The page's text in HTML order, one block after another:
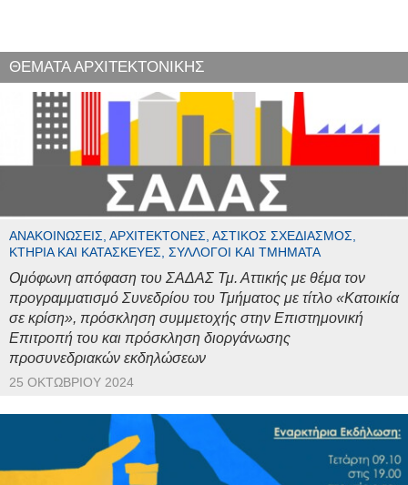
ΘΕΜΑΤΑ ΑΡΧΙΤΕΚΤΟΝΙΚΗΣ
ΑΝΑΚΟΙΝΏΣΕΙΣ, ΑΡΧΙΤΈΚΤΟΝΕΣ, ΑΣΤΙΚΌΣ ΣΧΕΔΙΑΣΜΌΣ,
ΚΤΉΡΙΑ ΚΑΙ ΚΑΤΑΣΚΕΥΈΣ, ΣΎΛΛΟΓΟΙ ΚΑΙ ΤΜΉΜΑΤΑ
Ομόφωνη απόφαση του ΣΑΔΑΣ Τμ. Αττικής με θέμα τον
προγραμματισμό Συνεδρίου του Τμήματος με τίτλο «Κατοικία
σε κρίση», πρόσκληση συμμετοχής στην Επιστημονική
Επιτροπή του και πρόσκληση διοργάνωσης
προσυνεδριακών εκδηλώσεων
25 ΟΚΤΩΒΡΊΟΥ 2024